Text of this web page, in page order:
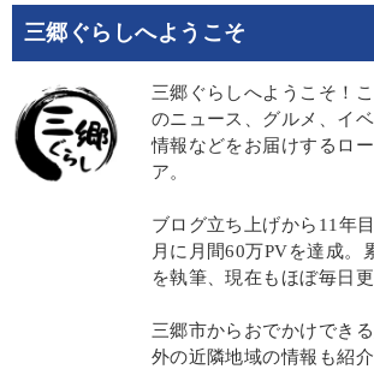
三郷ぐらしへようこそ
三郷ぐらしへようこそ！
のニュース、グルメ、イ
情報などをお届けするロ
ア。
ブログ立ち上げから11年
月に月間60万PVを達成。
を執筆、現在もほぼ毎日更
三郷市からおでかけでき
外の近隣地域の情報も紹介